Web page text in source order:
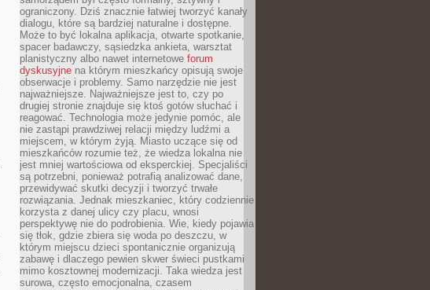
ograniczony. Dziś znacznie łatwiej tworzyć kanały
dialogu, które są bardziej naturalne i dostępne.
Może to być lokalna aplikacja, otwarte spotkanie,
spacer badawczy, sąsiedzka ankieta, warsztat
planistyczny albo nawet internetowe forum
dyskusyjne na którym mieszkańcy opisują swoje
obserwacje i problemy. Samo narzędzie nie jest
najważniejsze. Najważniejsze jest to, czy po
drugiej stronie znajduje się ktoś gotów słuchać i
reagować. Technologia może jedynie pomóc, ale
nie zastąpi prawdziwej relacji między ludźmi a
miejscem, w którym żyją. Miasto uczące się od
mieszkańców rozumie też, że wiedza lokalna nie
jest mniej wartościowa od eksperckiej. Specjaliści
są potrzebni, ponieważ potrafią analizować dane,
przewidywać skutki decyzji i tworzyć trwałe
rozwiązania. Jednak mieszkaniec, który codziennie
korzysta z danej ulicy czy placu, wnosi
perspektywę nie do podrobienia. Wie, kiedy pojawia
się tłok, gdzie zbiera się woda po deszczu, w
którym miejscu dzieci spontanicznie organizują
zabawę i dlaczego pewien skwer świeci pustkami
mimo kosztownej modernizacji. Taka wiedza jest
surowa, często emocjonalna, czasem